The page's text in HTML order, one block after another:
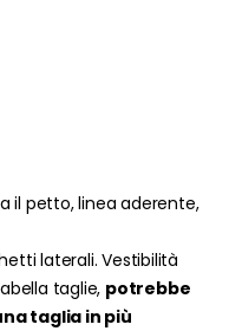
il petto, linea aderente,
laterali. Vestibilità
taglie, potrebbe
taglia in più